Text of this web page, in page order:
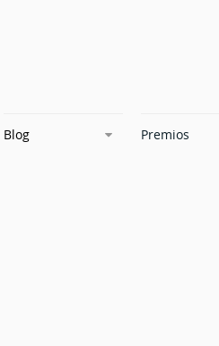
Blog Premios